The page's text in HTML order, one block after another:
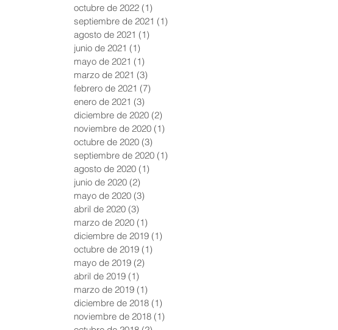
octubre de 2022 (1)
septiembre de 2021 (1)
agosto de 2021 (1)
junio de 2021 (1)
mayo de 2021 (1)
marzo de 2021 (3)
febrero de 2021 (7)
enero de 2021 (3)
diciembre de 2020 (2)
noviembre de 2020 (1)
octubre de 2020 (3)
septiembre de 2020 (1)
agosto de 2020 (1)
junio de 2020 (2)
mayo de 2020 (3)
abril de 2020 (3)
marzo de 2020 (1)
diciembre de 2019 (1)
octubre de 2019 (1)
mayo de 2019 (2)
abril de 2019 (1)
marzo de 2019 (1)
diciembre de 2018 (1)
noviembre de 2018 (1)